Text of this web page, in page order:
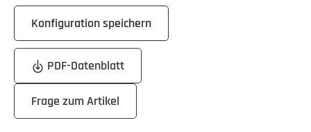
Konfiguration speichern
PDF-Datenblatt
Frage zum Artikel